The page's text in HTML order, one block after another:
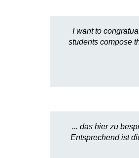
I want to
students compose
... das hier zu
Entsprechend ist